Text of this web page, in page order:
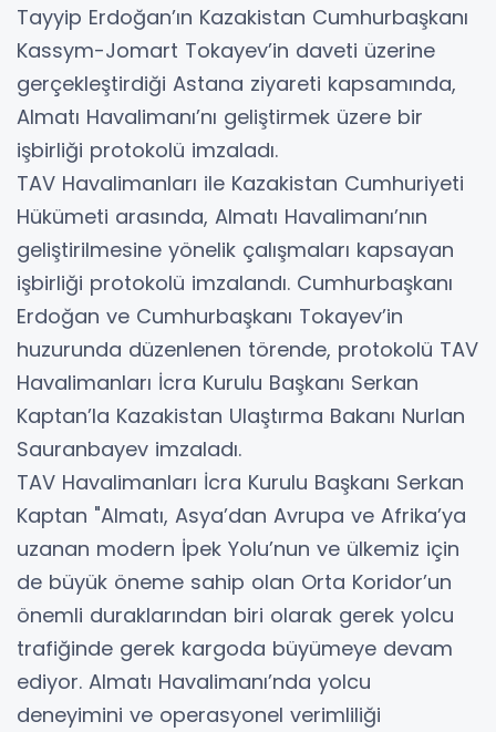
Tayyip Erdoğan’ın Kazakistan Cumhurbaşkanı
Kassym-Jomart Tokayev’in daveti üzerine
gerçekleştirdiği Astana ziyareti kapsamında,
Almatı Havalimanı’nı geliştirmek üzere bir
işbirliği protokolü imzaladı.
TAV Havalimanları ile Kazakistan Cumhuriyeti
Hükümeti arasında, Almatı Havalimanı’nın
geliştirilmesine yönelik çalışmaları kapsayan
işbirliği protokolü imzalandı. Cumhurbaşkanı
Erdoğan ve Cumhurbaşkanı Tokayev’in
huzurunda düzenlenen törende, protokolü TAV
Havalimanları İcra Kurulu Başkanı Serkan
Kaptan’la Kazakistan Ulaştırma Bakanı Nurlan
Sauranbayev imzaladı.
TAV Havalimanları İcra Kurulu Başkanı Serkan
Kaptan "Almatı, Asya’dan Avrupa ve Afrika’ya
uzanan modern İpek Yolu’nun ve ülkemiz için
de büyük öneme sahip olan Orta Koridor’un
önemli duraklarından biri olarak gerek yolcu
trafiğinde gerek kargoda büyümeye devam
ediyor. Almatı Havalimanı’nda yolcu
deneyimini ve operasyonel verimliliği